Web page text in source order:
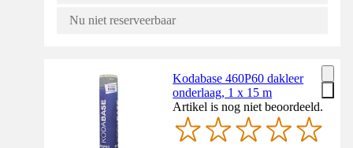
Nu niet reserveerbaar
Kodabase 460P60 dakleer
onderlaag, 1 x 15 m
Artikel is nog niet beoordeeld.